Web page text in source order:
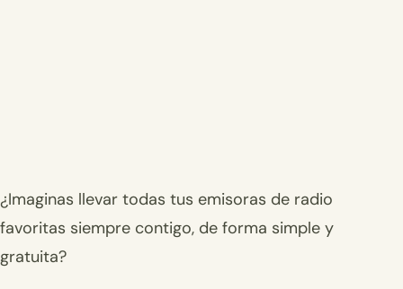
¿Imaginas llevar todas tus emisoras de radio
favoritas siempre contigo, de forma simple y
gratuita?